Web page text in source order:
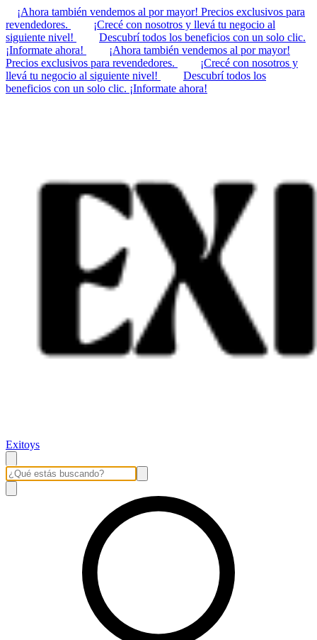
¡Ahora también vendemos al por mayor! Precios exclusivos para
revendedores.
¡Crecé con nosotros y llevá tu negocio al
siguiente nivel!
Descubrí todos los beneficios con un solo clic.
¡Informate ahora!
¡Ahora también vendemos al por mayor!
Precios exclusivos para revendedores.
¡Crecé con nosotros y
llevá tu negocio al siguiente nivel!
Descubrí todos los
beneficios con un solo clic. ¡Informate ahora!
Exitoys